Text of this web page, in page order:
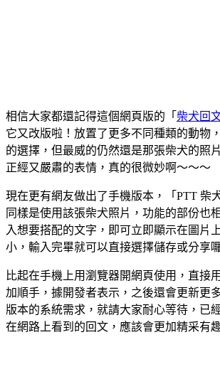
相信大家都還記得這個網頁版的「 柴犬回
它又改版啦！放置了更多不同種類的動物
的選擇，但最威的仍然還是那張柴犬的照
正經又嚴肅的表情，真的很微妙啊～～～
現在更有網友做出了手機版本，「PTT 柴
同樣是使用該張柴犬照片，功能的部份也
入想要搭配的文字，即可立即顯示在圖片
小，輸入完畢就可以直接選擇儲存或分享囉
比起在手機上用瀏覽器開網頁使用，直接
加順手，據開發者表示，之後還會更新更
版本的系統需求，就請大家耐心等待，已
在網路上看到的回文，應該會更加精采有趣